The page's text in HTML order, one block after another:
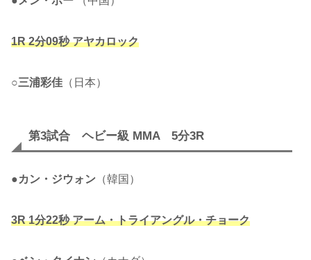
1R 2分09秒 アヤカロック
○三浦彩佳 （日本）
第3試合 ヘビー級 MMA 5分3R
●カン・ジウォン （韓国）
3R 1分22秒 アーム・トライアングル・チョーク